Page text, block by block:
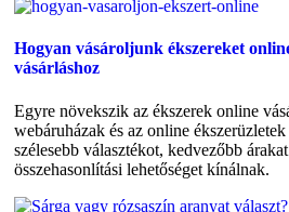
Hogyan vásároljunk ékszereket
vásárláshoz
Egyre növekszik az ékszerek online
webáruházak és az online
szélesebb választékot, kedvezőbb
összehasonlítási lehetőséget kínálnak.